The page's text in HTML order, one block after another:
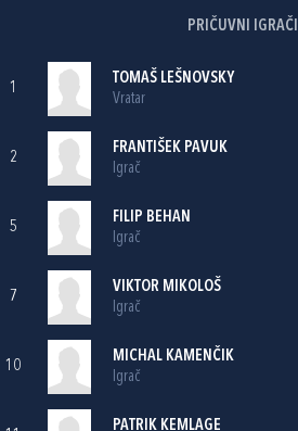
PRIČUVNI IGRAČI
1
TOMAŠ LEŠNOVSKY
Vratar
2
FRANTIŠEK PAVUK
Igrač
5
FILIP BEHAN
Igrač
7
VIKTOR MIKOLOŠ
Igrač
10
MICHAL KAMENČIK
Igrač
PATRIK KEMLAGE